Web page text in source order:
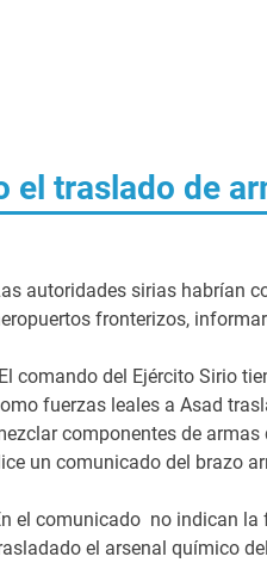
el traslado de
autoridades sirias habrían
fronterizos,
comando del Ejército Sirio
fuerzas leales a Asad
componentes de
un comunicado del brazo
el comunicado no indican la
el arsenal químico